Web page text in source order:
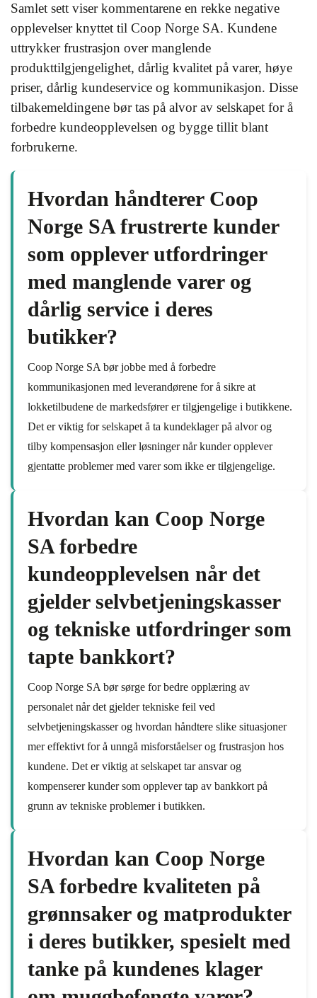
Samlet sett viser kommentarene en rekke negative
opplevelser knyttet til Coop Norge SA. Kundene
uttrykker frustrasjon over manglende
produkttilgjengelighet, dårlig kvalitet på varer, høye
priser, dårlig kundeservice og kommunikasjon. Disse
tilbakemeldingene bør tas på alvor av selskapet for å
forbedre kundeopplevelsen og bygge tillit blant
forbrukerne.
Hvordan håndterer Coop
Norge SA frustrerte kunder
som opplever utfordringer
med manglende varer og
dårlig service i deres
butikker?
Coop Norge SA bør jobbe med å forbedre
kommunikasjonen med leverandørene for å sikre at
lokketilbudene de markedsfører er tilgjengelige i butikkene.
Det er viktig for selskapet å ta kundeklager på alvor og
tilby kompensasjon eller løsninger når kunder opplever
gjentatte problemer med varer som ikke er tilgjengelige.
Hvordan kan Coop Norge
SA forbedre
kundeopplevelsen når det
gjelder selvbetjeningskasser
og tekniske utfordringer som
tapte bankkort?
Coop Norge SA bør sørge for bedre opplæring av
personalet når det gjelder tekniske feil ved
selvbetjeningskasser og hvordan håndtere slike situasjoner
mer effektivt for å unngå misforståelser og frustrasjon hos
kundene. Det er viktig at selskapet tar ansvar og
kompenserer kunder som opplever tap av bankkort på
grunn av tekniske problemer i butikken.
Hvordan kan Coop Norge
SA forbedre kvaliteten på
grønnsaker og matprodukter
i deres butikker, spesielt med
tanke på kundenes klager